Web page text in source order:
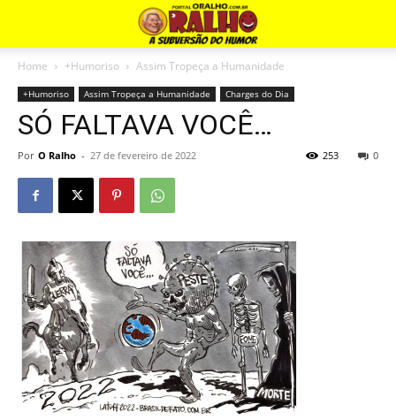
Home +Humoriso Assim Tropeça a Humanidade
+Humoriso Assim Tropeça a Humanidade Charges do Dia
SÓ FALTAVA VOCÊ…
Por O Ralho - 27 de fevereiro de 2022 0
253